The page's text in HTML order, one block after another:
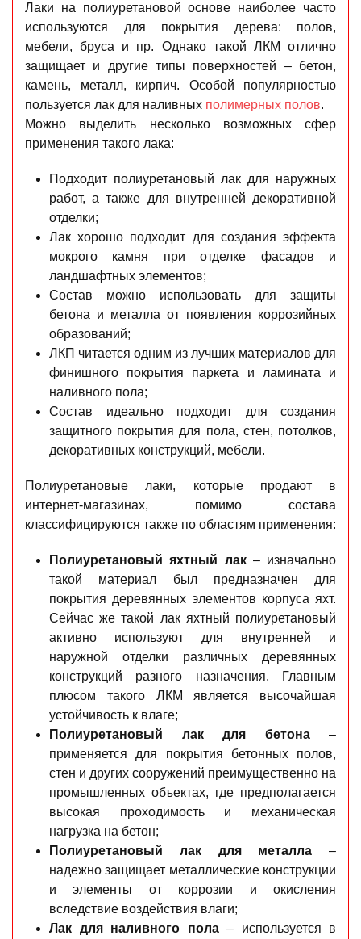
Лаки на полиуретановой основе наиболее часто
используются для покрытия дерева: полов,
мебели, бруса и пр. Однако такой ЛКМ отлично
защищает и другие типы поверхностей – бетон,
камень, металл, кирпич. Особой популярностью
пользуется лак для наливных полимерных полов.
Можно выделить несколько возможных сфер
применения такого лака:
Подходит полиуретановый лак для наружных
работ, а также для внутренней декоративной
отделки;
Лак хорошо подходит для создания эффекта
мокрого камня при отделке фасадов и
ландшафтных элементов;
Состав можно использовать для защиты
бетона и металла от появления коррозийных
образований;
ЛКП читается одним из лучших материалов для
финишного покрытия паркета и ламината и
наливного пола;
Состав идеально подходит для создания
защитного покрытия для пола, стен, потолков,
декоративных конструкций, мебели.
Полиуретановые лаки, которые продают в
интернет-магазинах, помимо состава
классифицируются также по областям применения:
Полиуретановый яхтный лак– изначально
такой материал был предназначен для
покрытия деревянных элементов корпуса яхт.
Сейчас же такой лак яхтный полиуретановый
активно используют для внутренней и
наружной отделки различных деревянных
конструкций разного назначения. Главным
плюсом такого ЛКМ является высочайшая
устойчивость к влаге;
Полиуретановый лак для бетона–
применяется для покрытия бетонных полов,
стен и других сооружений преимущественно на
промышленных объектах, где предполагается
высокая проходимость и механическая
нагрузка на бетон;
Полиуретановый лак для металла –
надежно защищает металлические конструкции
и элементы от коррозии и окисления
вследствие воздействия влаги;
Лак для наливного пола– используется в